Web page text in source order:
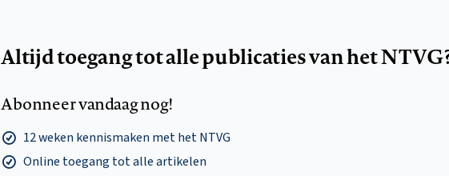
Altijd toegang tot alle publicaties van het
Abonneer vandaag nog!
12 weken kennismaken met het NTVG
Online toegang tot alle artikelen